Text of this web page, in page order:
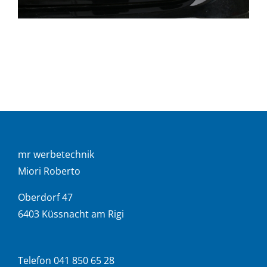
mr werbetechnik
Miori Roberto
Oberdorf 47
6403 Küssnacht am Rigi
Telefon 041 850 65 28